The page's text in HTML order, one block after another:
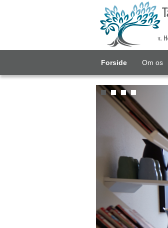
Forside Om os